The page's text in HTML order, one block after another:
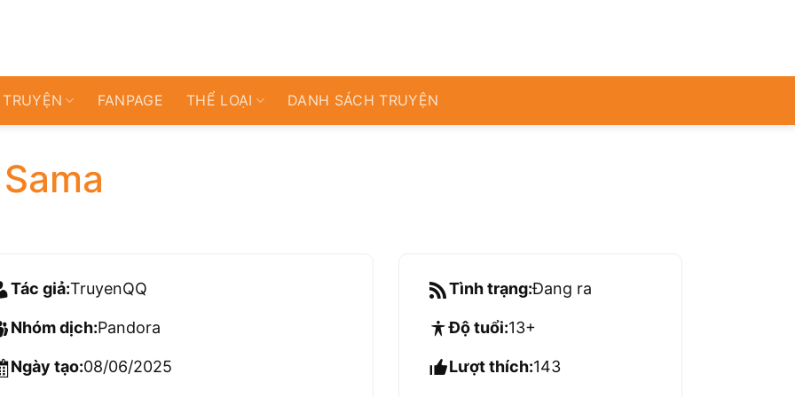
FANPAGE THỂ LOẠI DANH SÁCH TRUYỆN
Tác giả:TruyenQQ
Nhóm dịch:Pandora
Ngày tạo:08/06/2025
Tình trạng:Đang ra
Độ tuổi:13+
Lượt thích:143